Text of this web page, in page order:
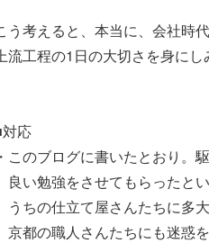
う考えると、本当に、会社時
流工程の1日の大切さを身にし
応
・このブログに書いたとおり。
良い勉強をさせてもらったと
うちの仕立て屋さんたちに多
京都の職人さんたちにも迷惑を